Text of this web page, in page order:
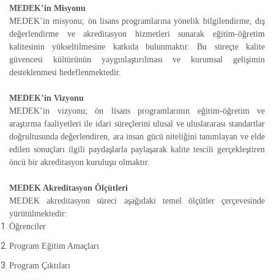
MEDEK’in Misyonu
MEDEK’in misyonu; ön lisans programlarına yönelik bilgilendirme, dış
değerlendirme ve akreditasyon hizmetleri sunarak eğitim-öğretim
kalitesinin yükseltilmesine katkıda bulunmaktır. Bu süreçte kalite
güvencesi kültürünün yaygınlaştırılması ve kurumsal gelişimin
desteklenmesi hedeflenmektedir.
MEDEK’in Vizyonu
MEDEK’in vizyonu; ön lisans programlarının eğitim-öğretim ve
araştırma faaliyetleri ile idari süreçlerini ulusal ve uluslararası standartlar
doğrultusunda değerlendiren, ara insan gücü niteliğini tanımlayan ve elde
edilen sonuçları ilgili paydaşlarla paylaşarak kalite tescili gerçekleştiren
öncü bir akreditasyon kuruluşu olmaktır.
MEDEK Akreditasyon Ölçütleri
MEDEK akreditasyon süreci aşağıdaki temel ölçütler çerçevesinde
yürütülmektedir:
Öğrenciler
Program Eğitim Amaçları
Program Çıktıları